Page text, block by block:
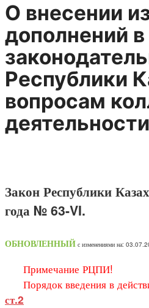
О внесении
дополнений
Республики
вопросам
деятельности
Закон Республики
года № 63-VI.
ОБНОВЛЕННЫЙ с изменениями на:
Примечание РЦПИ!
Порядок введения в
ст.2